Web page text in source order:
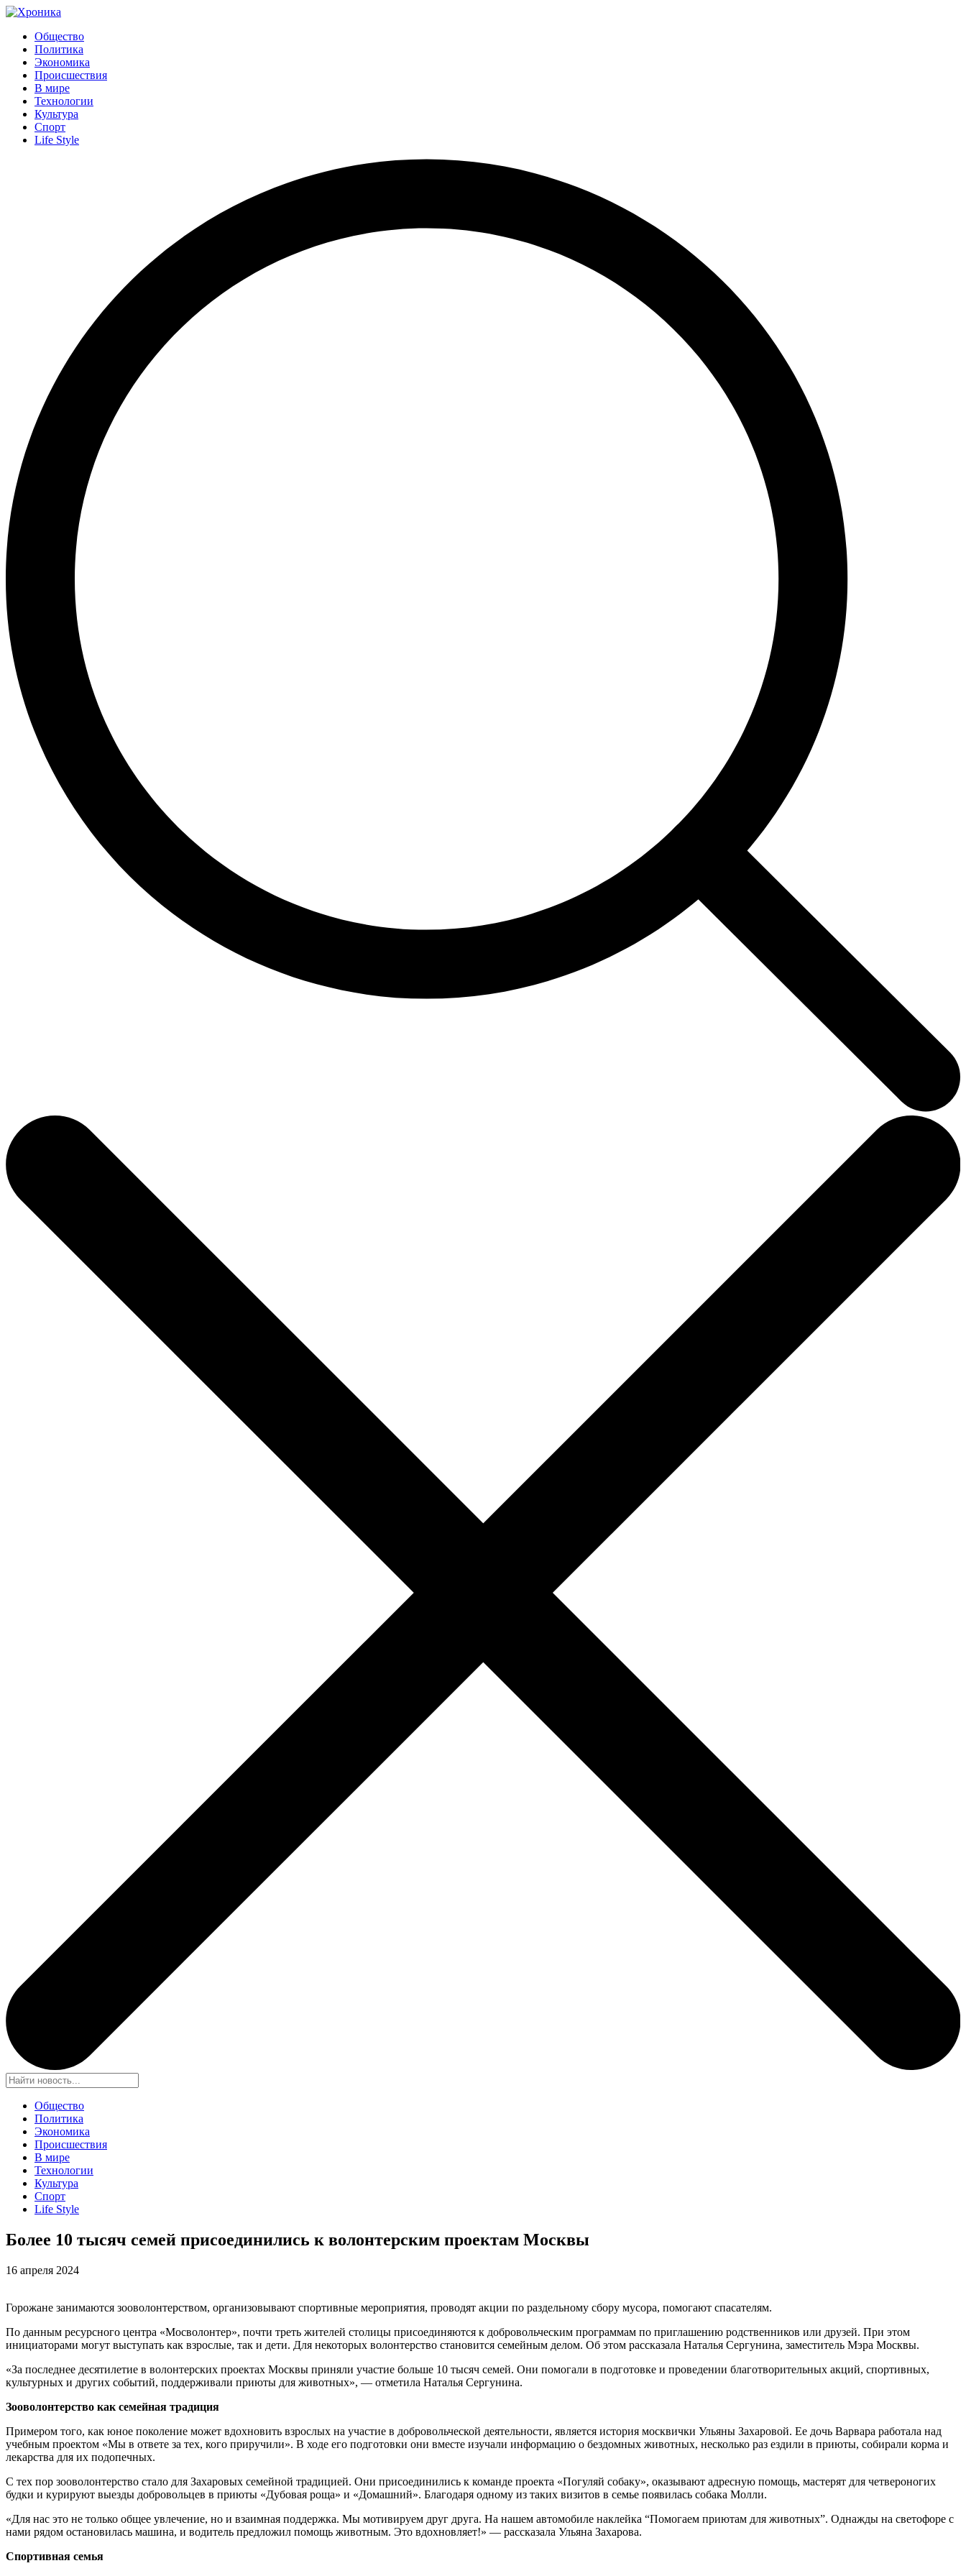
Общество
Политика
Экономика
Происшествия
В мире
Технологии
Культура
Спорт
Life Style
Общество
Политика
Экономика
Происшествия
В мире
Технологии
Культура
Спорт
Life Style
Более 10 тысяч семей присоединились к волонтерским проектам Москвы
16 апреля 2024
Горожане занимаются зооволонтерством, организовывают спортивные мероприятия, проводят акции по раздельному сбору мусора, помогают спасателям.
По данным ресурсного центра «Мосволонтер», почти треть жителей столицы присоединяются к добровольческим программам по приглашению родственников или друзей. При этом
инициаторами могут выступать как взрослые, так и дети. Для некоторых волонтерство становится семейным делом. Об этом рассказала Наталья Сергунина, заместитель Мэра Москвы.
«За последнее десятилетие в волонтерских проектах Москвы приняли участие больше 10 тысяч семей. Они помогали в подготовке и проведении благотворительных акций, спортивных,
культурных и других событий, поддерживали приюты для животных», — отметила Наталья Сергунина.
Зооволонтерство как семейная традиция
Примером того, как юное поколение может вдохновить взрослых на участие в добровольческой деятельности, является история москвички Ульяны Захаровой. Ее дочь Варвара работала над
учебным проектом «Мы в ответе за тех, кого приручили». В ходе его подготовки они вместе изучали информацию о бездомных животных, несколько раз ездили в приюты, собирали корма и
лекарства для их подопечных.
С тех пор зооволонтерство стало для Захаровых семейной традицией. Они присоединились к команде проекта «Погуляй собаку», оказывают адресную помощь, мастерят для четвероногих
будки и курируют выезды добровольцев в приюты «Дубовая роща» и «Домашний». Благодаря одному из таких визитов в семье появилась собака Молли.
«Для нас это не только общее увлечение, но и взаимная поддержка. Мы мотивируем друг друга. На нашем автомобиле наклейка “Помогаем приютам для животных”. Однажды на светофоре с
нами рядом остановилась машина, и водитель предложил помощь животным. Это вдохновляет!» — рассказала Ульяна Захарова.
Спортивная семья